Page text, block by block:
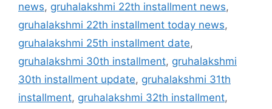
news, gruhalakshmi 22th installment news,
gruhalakshmi 22th installment today news,
gruhalakshmi 25th installment date,
gruhalakshmi 30th installment, gruhalakshmi
30th installment update, gruhalakshmi 31th
installment, gruhalakshmi 32th installment,